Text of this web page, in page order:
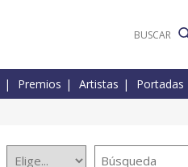
Premios Artistas Portadas